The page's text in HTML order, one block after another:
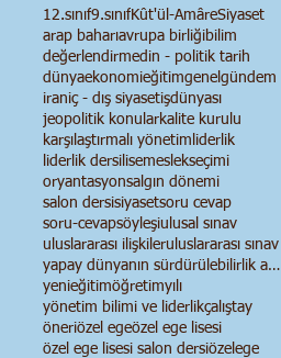
12.sınıf9.sınıfKût'ül-AmâreSiyaset
arap baharıavrupa birliğibilim
değerlendirmedin - politik tarih
dünyaekonomieğitimgenel gündem
iraniç - dış siyasetişdünyası
jeopolitik konularkalite kurulu
karşılaştırmalı yönetim liderlik
liderlik dersi lisemeslekseçimi
oryantasyonsalgın dönemi
salon dersisiyasetsoru cevap
soru-cevapsöyleşiulusal sınav
uluslararası ilişkileruluslararası sınav
yapay dünyanın sürdürülebilirlik anlayışı
yenieğitimöğretimyılı
yönetim bilimi ve liderlikçalıştay
öneriözel egeözel ege lisesi
özel ege lisesi salon dersiözelege